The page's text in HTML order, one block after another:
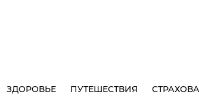
ЗДОРОВЬЕ ПУТЕШЕСТВИЯ